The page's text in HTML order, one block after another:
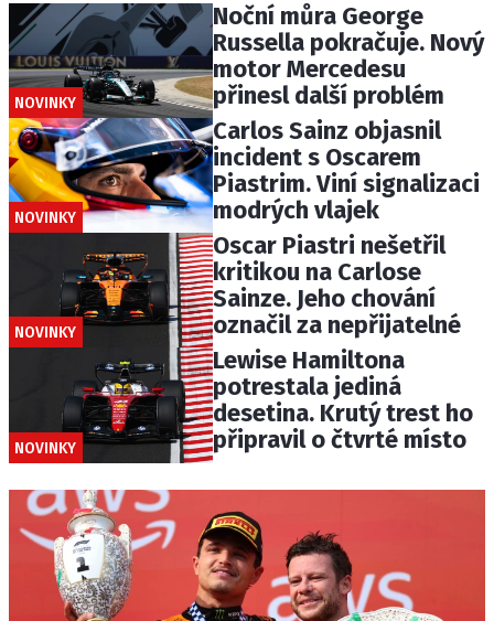
NOVINKY
Noční můra George
Russella pokračuje. Nový
motor Mercedesu
přinesl další problém
NOVINKY
Carlos Sainz objasnil
incident s Oscarem
Piastrim. Viní signalizaci
modrých vlajek
NOVINKY
Oscar Piastri nešetřil
kritikou na Carlose
Sainze. Jeho chování
označil za nepřijatelné
NOVINKY
Lewise Hamiltona
potrestala jediná
desetina. Krutý trest ho
připravil o čtvrté místo